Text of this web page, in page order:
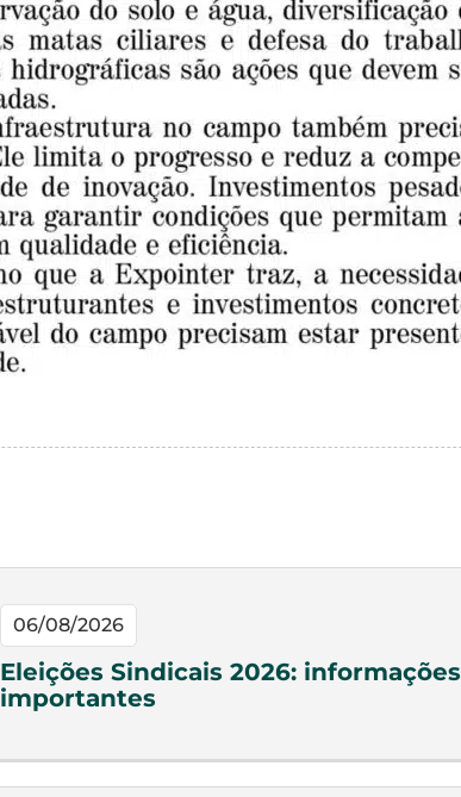
06/08/2026
Eleições Sindicais 2026: informações
importantes